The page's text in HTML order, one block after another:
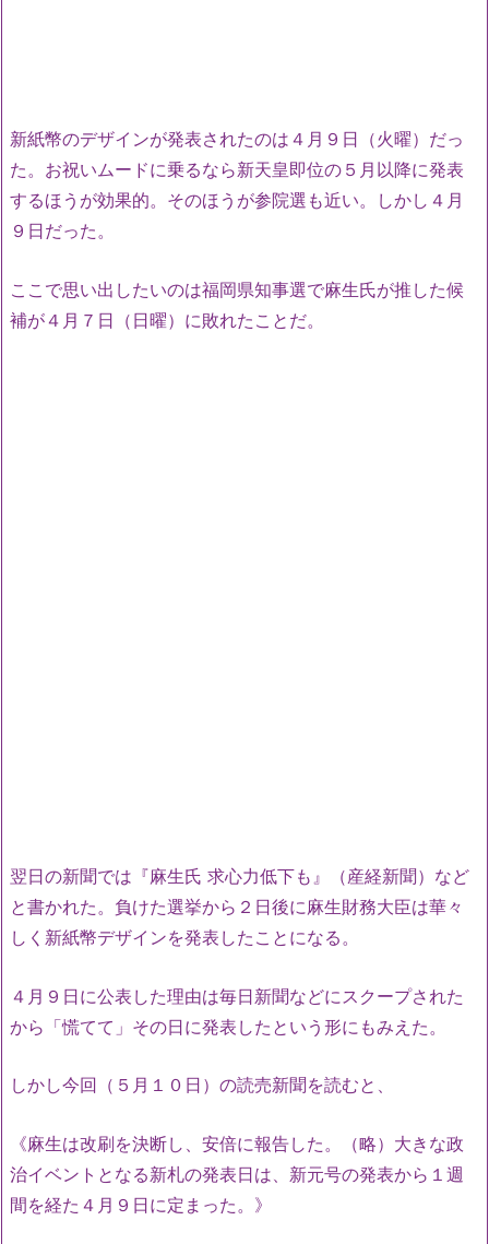
新紙幣のデザインが発表されたのは４月９日（火曜）だっ
た。お祝いムードに乗るなら新天皇即位の５月以降に発表
するほうが効果的。そのほうが参院選も近い。しかし４月
９日だった。
ここで思い出したいのは福岡県知事選で麻生氏が推した候
補が４月７日（日曜）に敗れたことだ。
翌日の新聞では『麻生氏 求心力低下も』（産経新聞）など
と書かれた。負けた選挙から２日後に麻生財務大臣は華々
しく新紙幣デザインを発表したことになる。
４月９日に公表した理由は毎日新聞などにスクープされた
から「慌てて」その日に発表したという形にもみえた。
しかし今回（５月１０日）の読売新聞を読むと、
《麻生は改刷を決断し、安倍に報告した。（略）大きな政
治イベントとなる新札の発表日は、新元号の発表から１週
間を経た４月９日に定まった。》